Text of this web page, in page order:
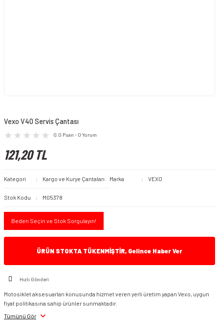
Vexo V40 Servis Çantası
0.0 Puan - 0 Yorum
121,20 TL
Kategori Kargo ve Kurye Çantaları Marka VEXO
Stok Kodu M05378
Beden Seçin ve Stok Sorgulayın!
ÜRÜN STOKTA TÜKENMİŞTİR, Gelince Haber Ver
Hızlı Gönderi
Motosiklet aksesuarları konusunda hizmet veren yerli üretim yapan Vexo, uygun
fiyat politikasına sahip ürünler sunmaktadır.
Tümünü Gör